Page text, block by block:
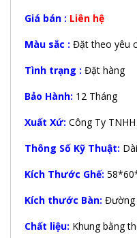
Giá bán : Liên hệ
Màu sắc : Đặt theo yêu
Tình trạng : Đặt hàng
Bảo Hành: 12 Tháng
Xuất Xứ: Công Ty
Thông Số Kỹ Thuật:
Kích Thước Ghế:
Kích thước Bàn: Đường
Chất liệu: Khung bằng